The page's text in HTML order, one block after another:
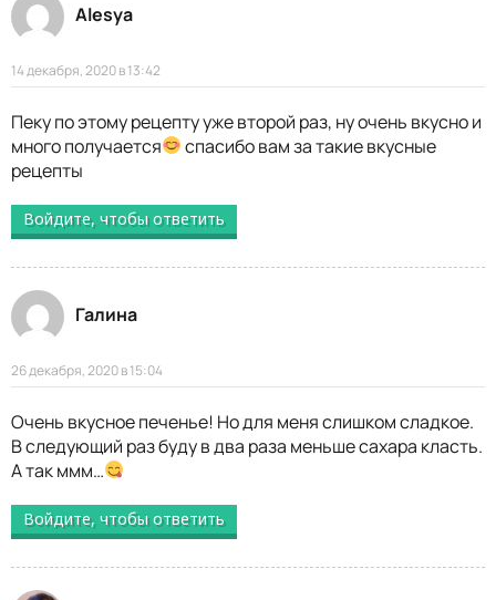
Alesya
14 декабря, 2020 в 13:42
Пеку по этому рецепту уже второй раз, ну очень вкусно и
много получается
спасибо вам за такие вкусные
рецепты
Войдите, чтобы ответить
Галина
26 декабря, 2020 в 15:04
Очень вкусное печенье! Но для меня слишком сладкое.
В следующий раз буду в два раза меньше сахара класть.
А так ммм…
Войдите, чтобы ответить